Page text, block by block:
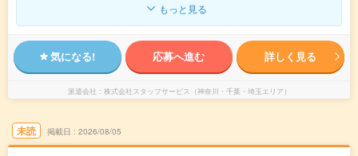
もっと見る
気になる! 応募へ進む 詳しく見る
派遣会社 株式会社スタッフサービス（神奈川・千葉・埼玉エリア）
未読 掲載日 2026/08/05